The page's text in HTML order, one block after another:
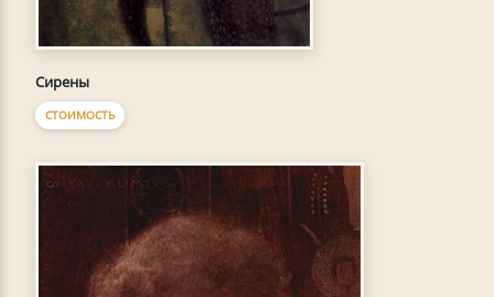
Сирены
СТОИМОСТЬ